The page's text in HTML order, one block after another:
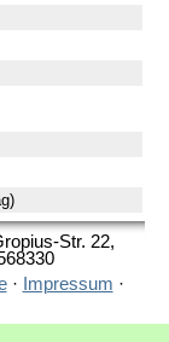
Str. 22,
· Impressum ·